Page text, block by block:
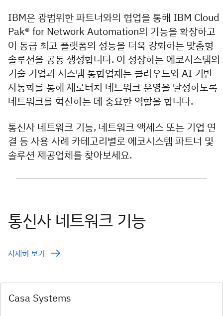
IBM은 광범위한 파트너와의 협업을 통해 IBM Cloud
Pak® for Network Automation의 기능을 확장하고
이 동급 최고 플랫폼의 성능을 더욱 강화하는 맞춤형
솔루션을 공동 생성합니다. 이 성장하는 에코시스템의
기술 기업과 시스템 통합업체는 클라우드와 AI 기반
자동화를 통해 제로터치 네트워크 운영을 달성하도록
네트워크를 혁신하는 데 중요한 역할을 합니다.
통신사 네트워크 기능, 네트워크 액세스 또는 기업 연
결 등 사용 사례 카테고리별로 에코시스템 파트너 및
솔루션 제공업체를 찾아보세요.
통신사 네트워크 기능
자세히 보기
Casa Systems